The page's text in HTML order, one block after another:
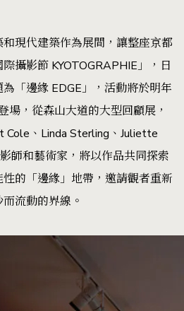
現代建築作為展間，讓整座京都
攝影節 KYOTOGRAPHIE」，日
「邊緣 EDGE」，活動將於明年
場，從森山大道的大型回顧展，
Cole、Linda Sterling、Juliette
師和藝術家，將以作品共同探索
的「邊緣」地帶，邀請觀者重新
流動的界線。